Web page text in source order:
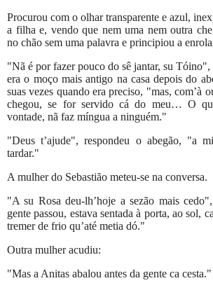
Procurou com o olhar transparente e azul,
a filha e, vendo que nem uma nem outra
no chão sem uma palavra e principiou a
"Nã é por fazer pouco do sê jantar, su Tóino",
era o moço mais antigo na casa depois do
suas vezes quando era preciso, "mas, com’à
chegou, se for servido cá do meu… O
vontade, nã faz míngua a ninguém."
"Deus t’ajude", respondeu o abegão, "a
tardar."
A mulher do Sebastião meteu-se na conversa.
"A su Rosa deu-lh’hoje a sezão mais
gente passou, estava sentada à porta, ao sol,
tremer de frio qu’até metia dó."
Outra mulher acudiu:
"Mas a Anitas abalou antes da gente ca cesta."